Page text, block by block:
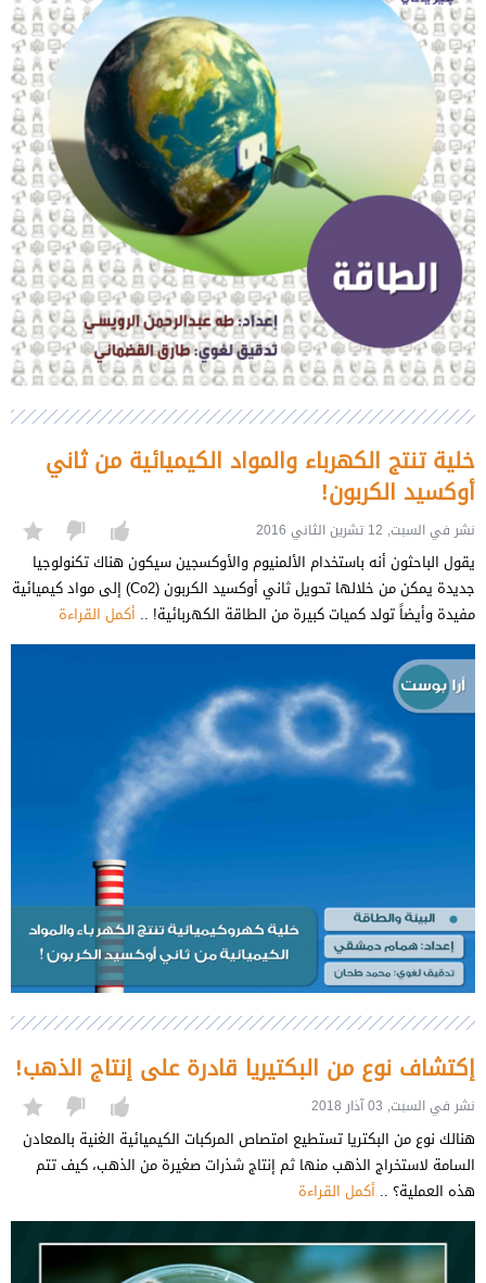
خلية تنتج الكهرباء والمواد الكيميائية من ثاني
أوكسيد الكربون!
نشر في السبت, 12 تشرين الثاني 2016
يقول الباحثون أنه باستخدام الألمنيوم والأوكسجين سيكون هناك تكنولوجيا
جديدة يمكن من خلالها تحويل ثاني أوكسيد الكربون (Co2) إلى مواد كيميائية
مفيدة وأيضاً تولد كميات كبيرة من الطاقة الكهربائية! .. أكمل القراءة
إكتشاف نوع من البكتيريا قادرة على إنتاج الذهب!
نشر في السبت, 03 آذار 2018
هنالك نوع من البكتريا تستطيع امتصاص المركبات الكيميائية الغنية بالمعادن
السامة لاستخراج الذهب منها ثم إنتاج شذرات صغيرة من الذهب، كيف تتم
هذه العملية؟ .. أكمل القراءة